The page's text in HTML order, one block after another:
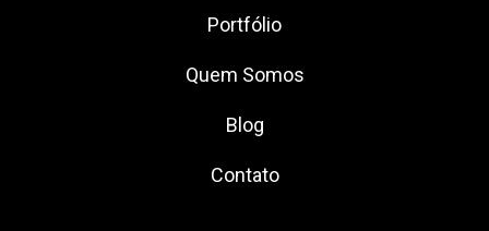
Portfólio
Quem Somos
Blog
Contato